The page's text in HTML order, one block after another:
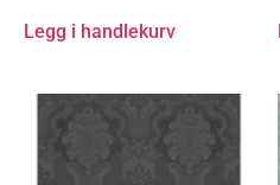
Legg i handlekurv